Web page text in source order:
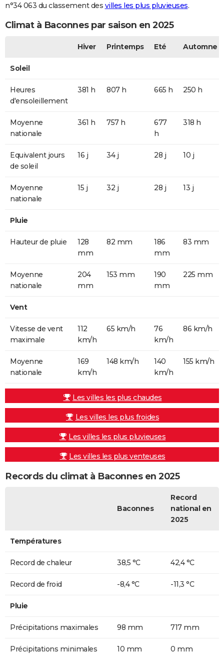
n°34 063 du classement des villes les plus pluvieuses.
Climat à Baconnes par saison en 2025
Hiver Printemps Eté Automne
Soleil
Heures
d'ensoleillement
381 h 807 h 665 h 250 h
Moyenne
nationale
361 h 757 h
677
h
318 h
Equivalent jours
de soleil
16 j 34 j 28 j 10 j
Moyenne
nationale
15 j 32 j 28 j 13 j
Pluie
Hauteur de pluie
128
mm
82 mm
186
mm
83 mm
Moyenne
nationale
204
mm
153 mm
190
mm
225 mm
Vent
Vitesse de vent
maximale
112
km/h
65 km/h
76
km/h
86 km/h
Moyenne
nationale
169
km/h
148 km/h
140
km/h
155 km/h
Les villes les plus chaudes
Les villes les plus froides
Les villes les plus pluvieuses
Les villes les plus venteuses
Records du climat à Baconnes en 2025
Baconnes
Record
national en
2025
Températures
Record de chaleur 38,5 °C 42,4 °C
Record de froid -8,4 °C -11,3 °C
Pluie
Précipitations maximales 98 mm 717 mm
Précipitations minimales 10 mm 0 mm